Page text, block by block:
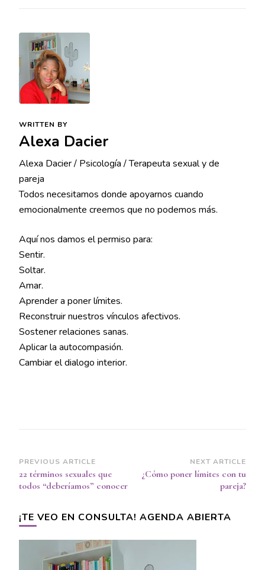
WRITTEN BY
Alexa Dacier
Alexa Dacier / Psicología / Terapeuta sexual y de
pareja
Todos necesitamos donde apoyarnos cuando
emocionalmente creemos que no podemos más.
Aquí nos damos el permiso para:
Sentir.
Soltar.
Amar.
Aprender a poner límites.
Reconstruir nuestros vínculos afectivos.
Sostener relaciones sanas.
Aplicar la autocompasión.
Cambiar el dialogo interior.
Post
Navigation
PREVIOUS ARTICLE
22 términos sexuales que
todos “deberíamos” conocer
NEXT ARTICLE
¿Cómo poner límites con tu
pareja?
¡TE VEO EN CONSULTA! AGENDA ABIERTA